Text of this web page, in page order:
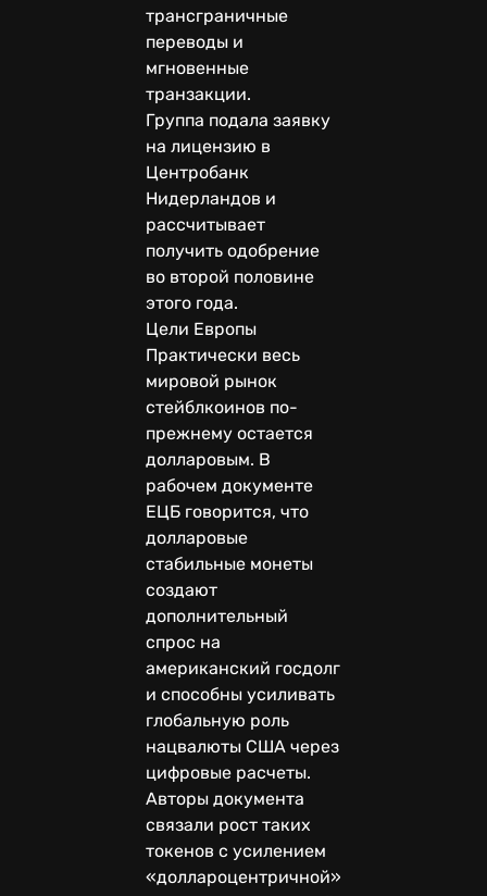
трансграничные
переводы и
мгновенные
транзакции.
Группа подала заявку
на лицензию в
Центробанк
Нидерландов и
рассчитывает
получить одобрение
во второй половине
этого года.
Цели Европы
Практически весь
мировой рынок
стейблкоинов по-
прежнему остается
долларовым. В
рабочем документе
ЕЦБ говорится, что
долларовые
стабильные монеты
создают
дополнительный
спрос на
американский госдолг
и способны усиливать
глобальную роль
нацвалюты США через
цифровые расчеты.
Авторы документа
связали рост таких
токенов с усилением
«доллароцентричной»